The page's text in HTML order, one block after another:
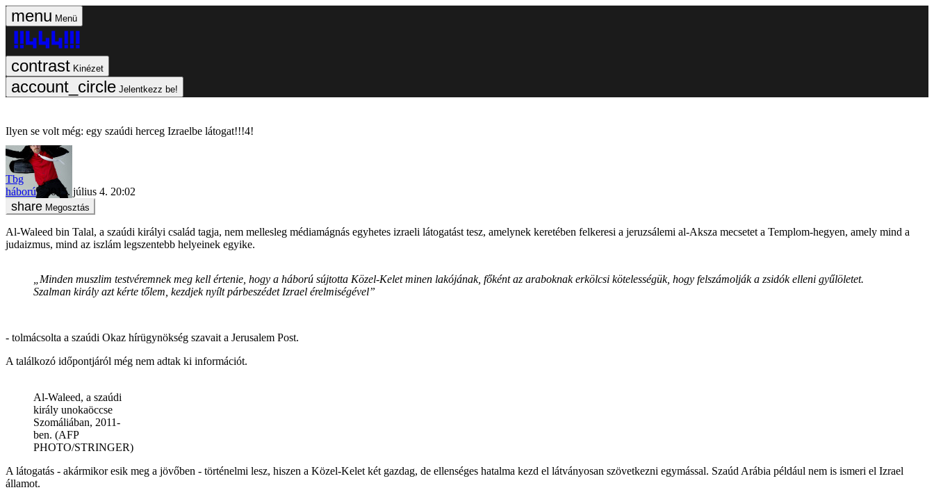
Menü
Kinézet
Jelentkezz be!
Ilyen se volt még: egy szaúdi herceg Izraelbe látogat!!!4!
Tbg
háború
2015. július 4. 20:02
Megosztás
Al-Waleed bin Talal, a szaúdi királyi család tagja, nem mellesleg médiamágnás egyhetes izraeli látogatást tesz, amelynek keretében felkeresi a jeruzsálemi al-Aksza mecsetet a Templom-hegyen, amely mind a
judaizmus, mind az iszlám legszentebb helyeinek egyike.
„Minden muszlim testvéremnek meg kell értenie, hogy a háború sújtotta Közel-Kelet minen lakójának, főként az araboknak erkölcsi kötelességük, hogy felszámolják a zsidók elleni gyűlöletet.
Szalman király azt kérte tőlem, kezdjek nyílt párbeszédet Izrael érelmiségével”
- tolmácsolta a szaúdi Okaz hírügynökség szavait a Jerusalem Post.
A találkozó időpontjáról még nem adtak ki információt.
Al-Waleed, a szaúdi
király unokaöccse
Szomáliában, 2011-
ben. (AFP
PHOTO/STRINGER)
A látogatás - akármikor esik meg a jövőben - történelmi lesz, hiszen a Közel-Kelet két gazdag, de ellenséges hatalma kezd el látványosan szövetkezni egymással. Szaúd Arábia például nem is ismeri el Izrael
államot.